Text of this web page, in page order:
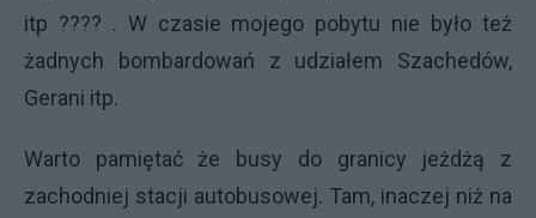
itp ???? . W czasie mojego pobytu nie było też
żadnych bombardowań z udziałem Szachedów,
Gerani itp.
Warto pamiętać że busy do granicy jeżdżą z
zachodniej stacji autobusowej. Tam, inaczej niż na